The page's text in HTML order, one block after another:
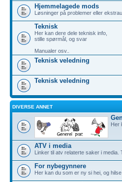
Hjemmelagede mods
Løsninger på problemer eller
Teknisk
Her kan dere dele teknisk info,
stille spørmål, og svar
Manualer osv..
Teknisk veledning
Teknisk veledning
DIVERSE ANNET
Her
ATV i media
Linker til atv relaterte saker i media.
For nybegynnere
Her kan du som er ny si hei, og